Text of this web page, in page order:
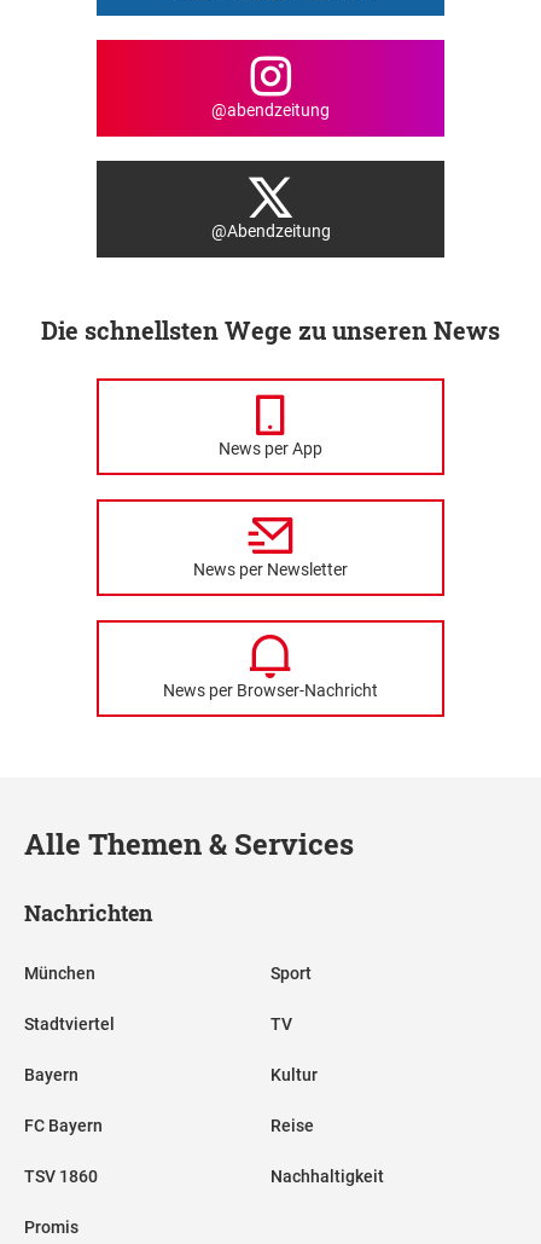
@abendzeitung
@Abendzeitung
Die schnellsten Wege zu unseren News
News per App
News per Newsletter
News per Browser-Nachricht
Alle Themen & Services
Nachrichten
München
Stadtviertel
Bayern
FC Bayern
TSV 1860
Promis
Sport
TV
Kultur
Reise
Nachhaltigkeit